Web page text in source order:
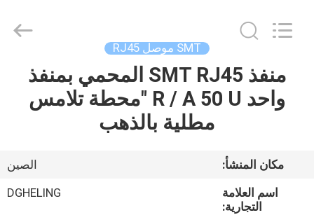
الصفحة
الرئيسية
معلومات
Developed
SMT موصل RJ45
منفذ SMT RJ45 المحمي بمنفذ
واحد R / A 50 U "محطة تلامس
مطلية بالذهب
مكان المنشأ:
الصين
اسم العلامة
التجارية:
DGHELING